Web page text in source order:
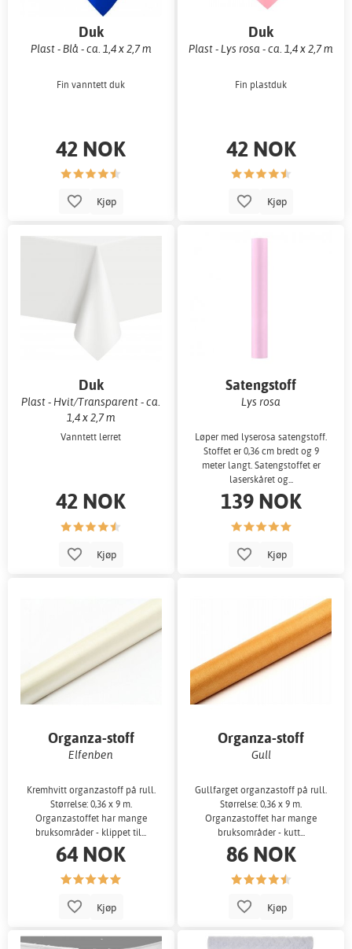
Duk
Plast - Blå - ca. 1,4 x 2,7 m
Fin vanntett duk
42 NOK
Kjøp
Duk
Plast - Lys rosa - ca. 1,4 x 2,7 m
Fin plastduk
42 NOK
Kjøp
Duk
Plast - Hvit/Transparent - ca.
1,4 x 2,7 m
Vanntett lerret
42 NOK
Kjøp
Satengstoff
Lys rosa
Løper med lyserosa satengstoff.
Stoffet er 0,36 cm bredt og 9
meter langt. Satengstoffet er
laserskåret og...
139 NOK
Kjøp
Organza-stoff
Elfenben
Kremhvitt organzastoff på rull.
Størrelse: 0,36 x 9 m.
Organzastoffet har mange
bruksområder - klippet til...
64 NOK
Kjøp
Organza-stoff
Gull
Gullfarget organzastoff på rull.
Størrelse: 0,36 x 9 m.
Organzastoffet har mange
bruksområder - kutt...
86 NOK
Kjøp